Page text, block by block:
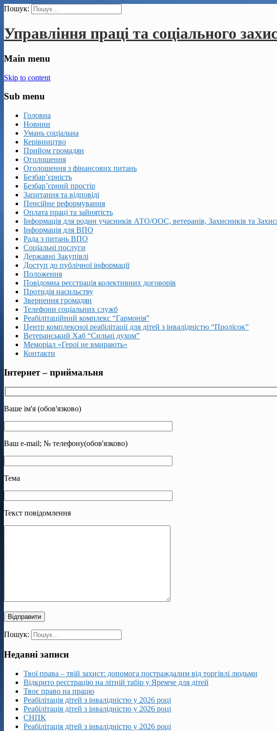
Пошук:
Управління праці та соціального
Main menu
Skip to content
Sub menu
Головна
Новини
Умань соціальна
Керівництво
Прийом громадян
Оголошення
Оголошення з фінансових питань
Безбар’єрність
Безбар’єрний простір
Запитання та відповіді
Пенсійне реформування
Оплата праці та зайнятість
Інформація для родин учасників АТО/ООС, ветеранів, Захисників та
Інформація для ВПО
Рада з питань ВПО
Соціальні послуги
Державні Закупівлі
Доступ до публічної інформації
Положення
Повідомна реєстрація колективних договорів
Протидія насильству
Звернення громадян
Телефони соціальних служб
Реабілітаційний комплекс “Гармонія”
Центр комплексної реабілітації для дітей з інвалідністю “Пролісок”
Ветеранський Хаб “Сильні духом”
Меморіал «Герої не вмирають»
Контакти
Інтернет – приймальня
Ваше ім'я (обов'язково)
Ваш e-mail; № телефону(обов'язково)
Тема
Текст повідомлення
Пошук:
Недавні записи
Твої права – твій захист: допомога постраждалим від торгівлі людьми
Відкрито реєстрацію на літній табір у Яремче для дітей
Твоє право на працю
Реабілітація дітей з інвалідністю у 2026 році
Реабілітація дітей з інвалідністю у 2026 році
СНПК
Реабілітація дітей з інвалідністю у 2026 році